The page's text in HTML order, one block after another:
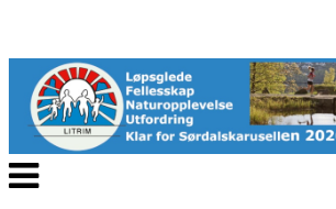
Veksle
navigasjon